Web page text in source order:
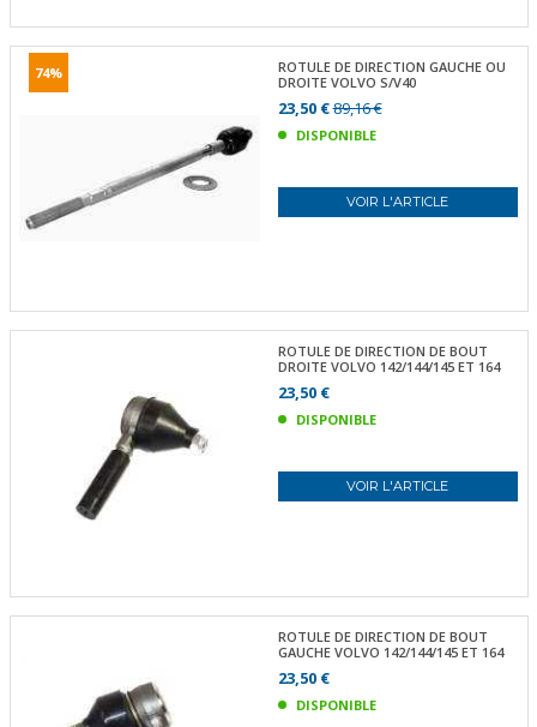
74%
ROTULE DE DIRECTION GAUCHE OU
DROITE VOLVO S/V40
23,50 €89,16 €
DISPONIBLE
VOIR L'ARTICLE
ROTULE DE DIRECTION DE BOUT
DROITE VOLVO 142/144/145 ET 164
23,50 €
DISPONIBLE
VOIR L'ARTICLE
ROTULE DE DIRECTION DE BOUT
GAUCHE VOLVO 142/144/145 ET 164
23,50 €
DISPONIBLE